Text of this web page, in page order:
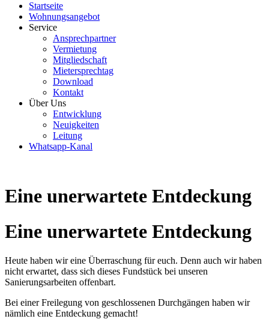
Startseite
Wohnungsangebot
Service
Ansprechpartner
Vermietung
Mitgliedschaft
Mietersprechtag
Download
Kontakt
Über Uns
Entwicklung
Neuigkeiten
Leitung
Whatsapp-Kanal
Eine unerwartete Entdeckung
Eine unerwartete Entdeckung
Heute haben wir eine Überraschung für euch. Denn auch wir haben
nicht erwartet, dass sich dieses Fundstück bei unseren
Sanierungsarbeiten offenbart.
Bei einer Freilegung von geschlossenen Durchgängen haben wir
nämlich eine Entdeckung gemacht!